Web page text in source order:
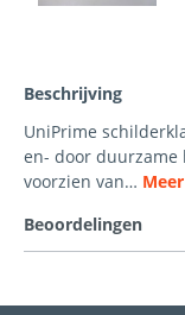
Beschrijving
UniPrime
en- door duurzame
voorzien van… Meer
Beoordelingen